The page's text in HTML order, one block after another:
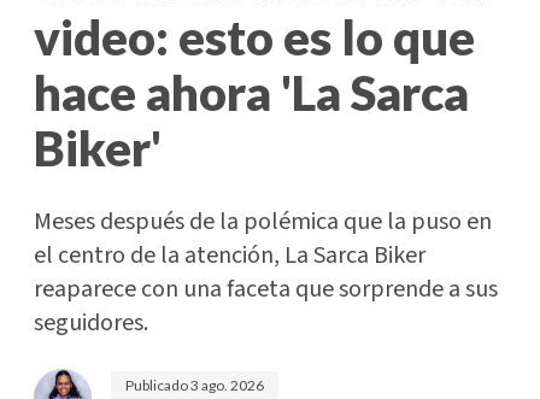
video: esto es lo que
hace ahora 'La Sarca
Biker'
Meses después de la polémica que la puso en
el centro de la atención, La Sarca Biker
reaparece con una faceta que sorprende a sus
seguidores.
Publicado3 ago. 2026